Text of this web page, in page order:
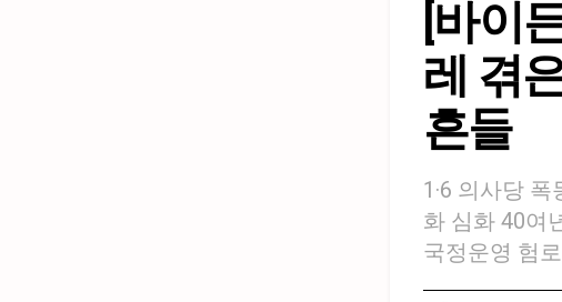
[바이
레 겪
흔들
1·6 의사당
화 심화 40여
국정운영 험